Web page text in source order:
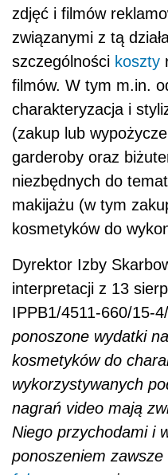
zdjęć i filmów
związanymi z tą
szczególności koszty
filmów. W tym m.in.
charakteryzacja i
(zakup lub
garderoby oraz
niezbędnych do
makijażu (w tym
kosmetyków do
Dyrektor Izby
interpretacji z 13
IPPB1/4511-660/15-
ponoszone wydatki
kosmetyków do
wykorzystywanych
nagrań video mają
Niego przychodami i
ponoszeniem